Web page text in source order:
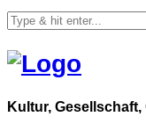
Kultur, Gesellschaft,